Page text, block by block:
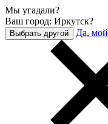
Мы угадали?
Ваш город: Иркутск?
Выбрать другой Да, мой